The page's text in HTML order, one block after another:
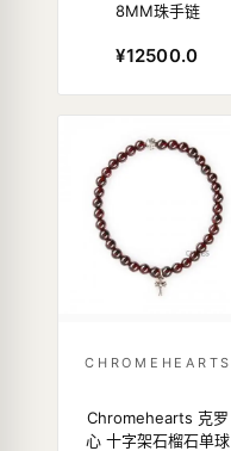
8MM珠手链
¥12500.0
CHROMEHEARTS
Chromehearts 克罗
心 十字架石榴石单球